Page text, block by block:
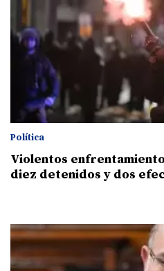
Política
Violentos
diez detenidos y dos